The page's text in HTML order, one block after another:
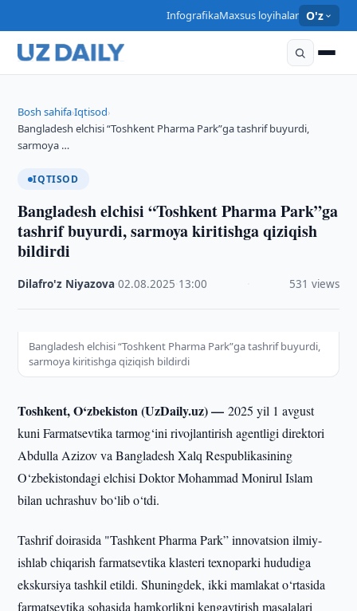
InfografikaMaxsus loyihalar O'z
Bosh sahifa›Iqtisod›
Bangladesh elchisi “Toshkent Pharma Park”ga tashrif buyurdi,
sarmoya …
IQTISOD
Bangladesh elchisi “Toshkent Pharma Park”ga
tashrif buyurdi, sarmoya kiritishga qiziqish
bildirdi
Dilafro'z Niyazova ·02.08.2025 13:00 531 views
Bangladesh elchisi “Toshkent Pharma Park”ga tashrif buyurdi,
sarmoya kiritishga qiziqish bildirdi
Toshkent, O‘zbekiston (UzDaily.uz) —2025 yil 1 avgust
kuni Farmatsevtika tarmog‘ini rivojlantirish agentligi direktori
Abdulla Azizov va Bangladesh Xalq Respublikasining
O‘zbekistondagi elchisi Doktor Mohammad Monirul Islam
bilan uchrashuv bo‘lib o‘tdi.
Tashrif doirasida "Tashkent Pharma Park” innovatsion ilmiy-
ishlab chiqarish farmatsevtika klasteri texnoparki hududiga
ekskursiya tashkil etildi. Shuningdek, ikki mamlakat o‘rtasida
farmatsevtika sohasida hamkorlikni kengaytirish masalalari